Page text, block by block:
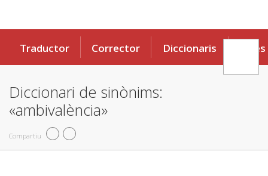
Traductor Corrector Diccionaris Eines
Diccionari de sinònims:
«ambivalència»
Compartiu